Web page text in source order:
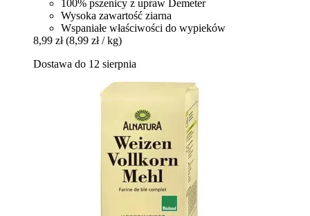
100% pszenicy z upraw Demeter
Wysoka zawartość ziarna
Wspaniałe właściwości do wypieków
8,99 zł (8,99 zł / kg)
Dostawa do 12 sierpnia